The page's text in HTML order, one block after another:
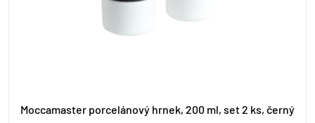
Moccamaster porcelánový hrnek, 200 ml, set 2 ks, černý